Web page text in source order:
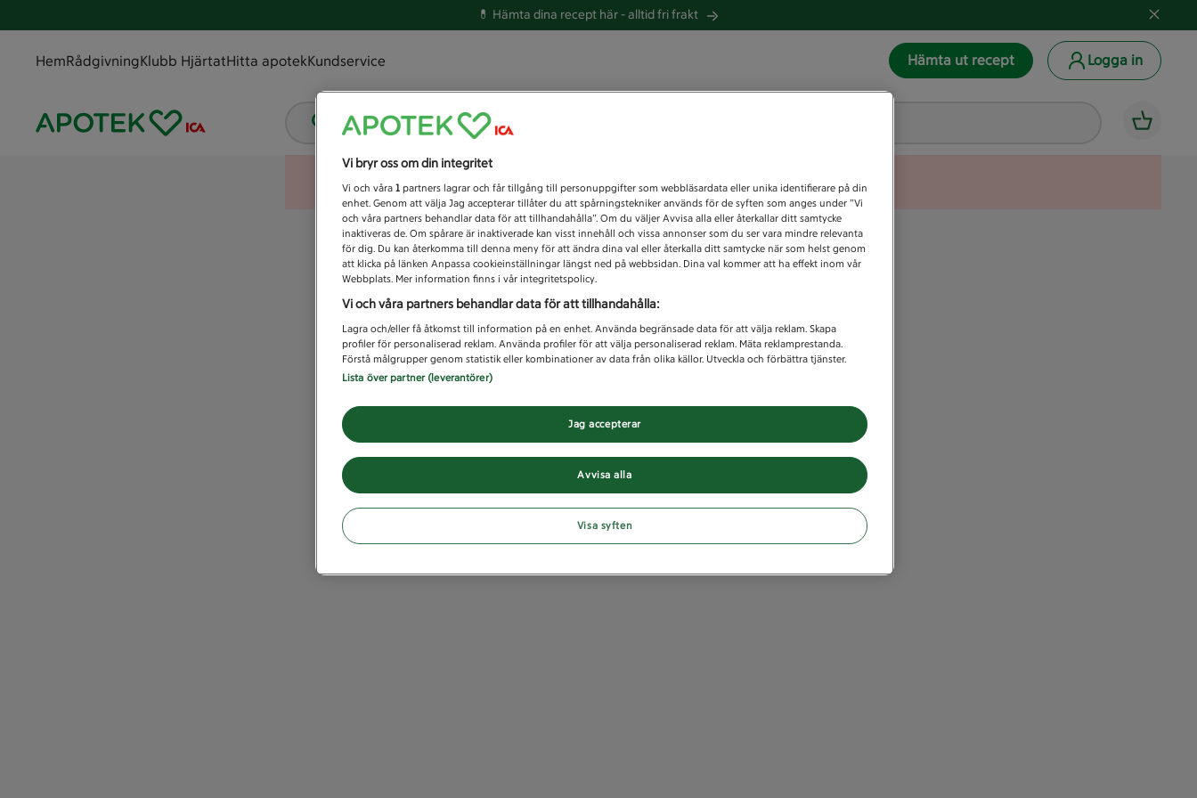
💊 Hämta dina recept här -alltid fri frakt
HemRådgivningKlubb HjärtatHitta apotekKundservice Hämta ut recept Logga in
Vad letar du efter idag?
Unknown error
Vi bryr oss om din integritet
Vi och våra 1 partners lagrar och får tillgång till personuppgifter som webbläsardata eller unika identifierare på din
enhet. Genom att välja Jag accepterar tillåter du att spårningstekniker används för de syften som anges under ”Vi
och våra partners behandlar data för att tillhandahålla”. Om du väljer Avvisa alla eller återkallar ditt samtycke
inaktiveras de. Om spårare är inaktiverade kan visst innehåll och vissa annonser som du ser vara mindre relevanta
för dig. Du kan återkomma till denna meny för att ändra dina val eller återkalla ditt samtycke när som helst genom
att klicka på länken Anpassa cookieinställningar längst ned på webbsidan. Dina val kommer att ha effekt inom vår
Webbplats. Mer information finns i vår integritetspolicy.
Vi och våra partners behandlar data för att tillhandahålla:
Lagra och/eller få åtkomst till information på en enhet. Använda begränsade data för att välja reklam. Skapa
profiler för personaliserad reklam. Använda profiler för att välja personaliserad reklam. Mäta reklamprestanda.
Förstå målgrupper genom statistik eller kombinationer av data från olika källor. Utveckla och förbättra tjänster.
Lista över partner (leverantörer)
Avvisa alla
Jag accepterar
Visa syften